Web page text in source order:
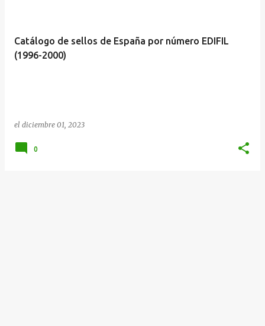
Catálogo de sellos de España por número EDIFIL
(1996-2000)
el diciembre 01, 2023
0